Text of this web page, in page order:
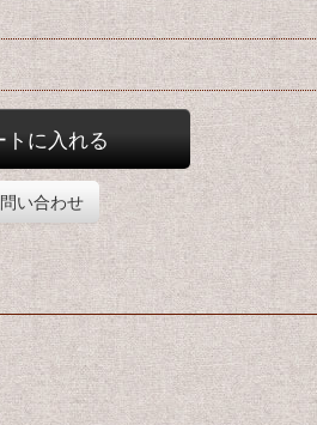
トに入れる
い合わせ